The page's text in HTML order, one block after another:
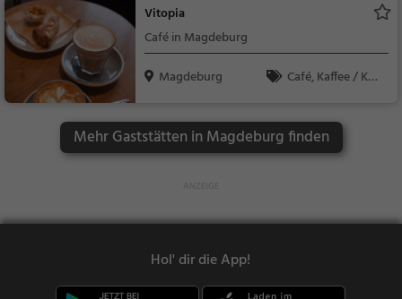
Vitopia
Café in Magdeburg
Magdeburg
Café, Kaffee / Kuc
ck / Teigwaren
Mehr Gaststätten in Magdeburg finden
Hol' dir die App!